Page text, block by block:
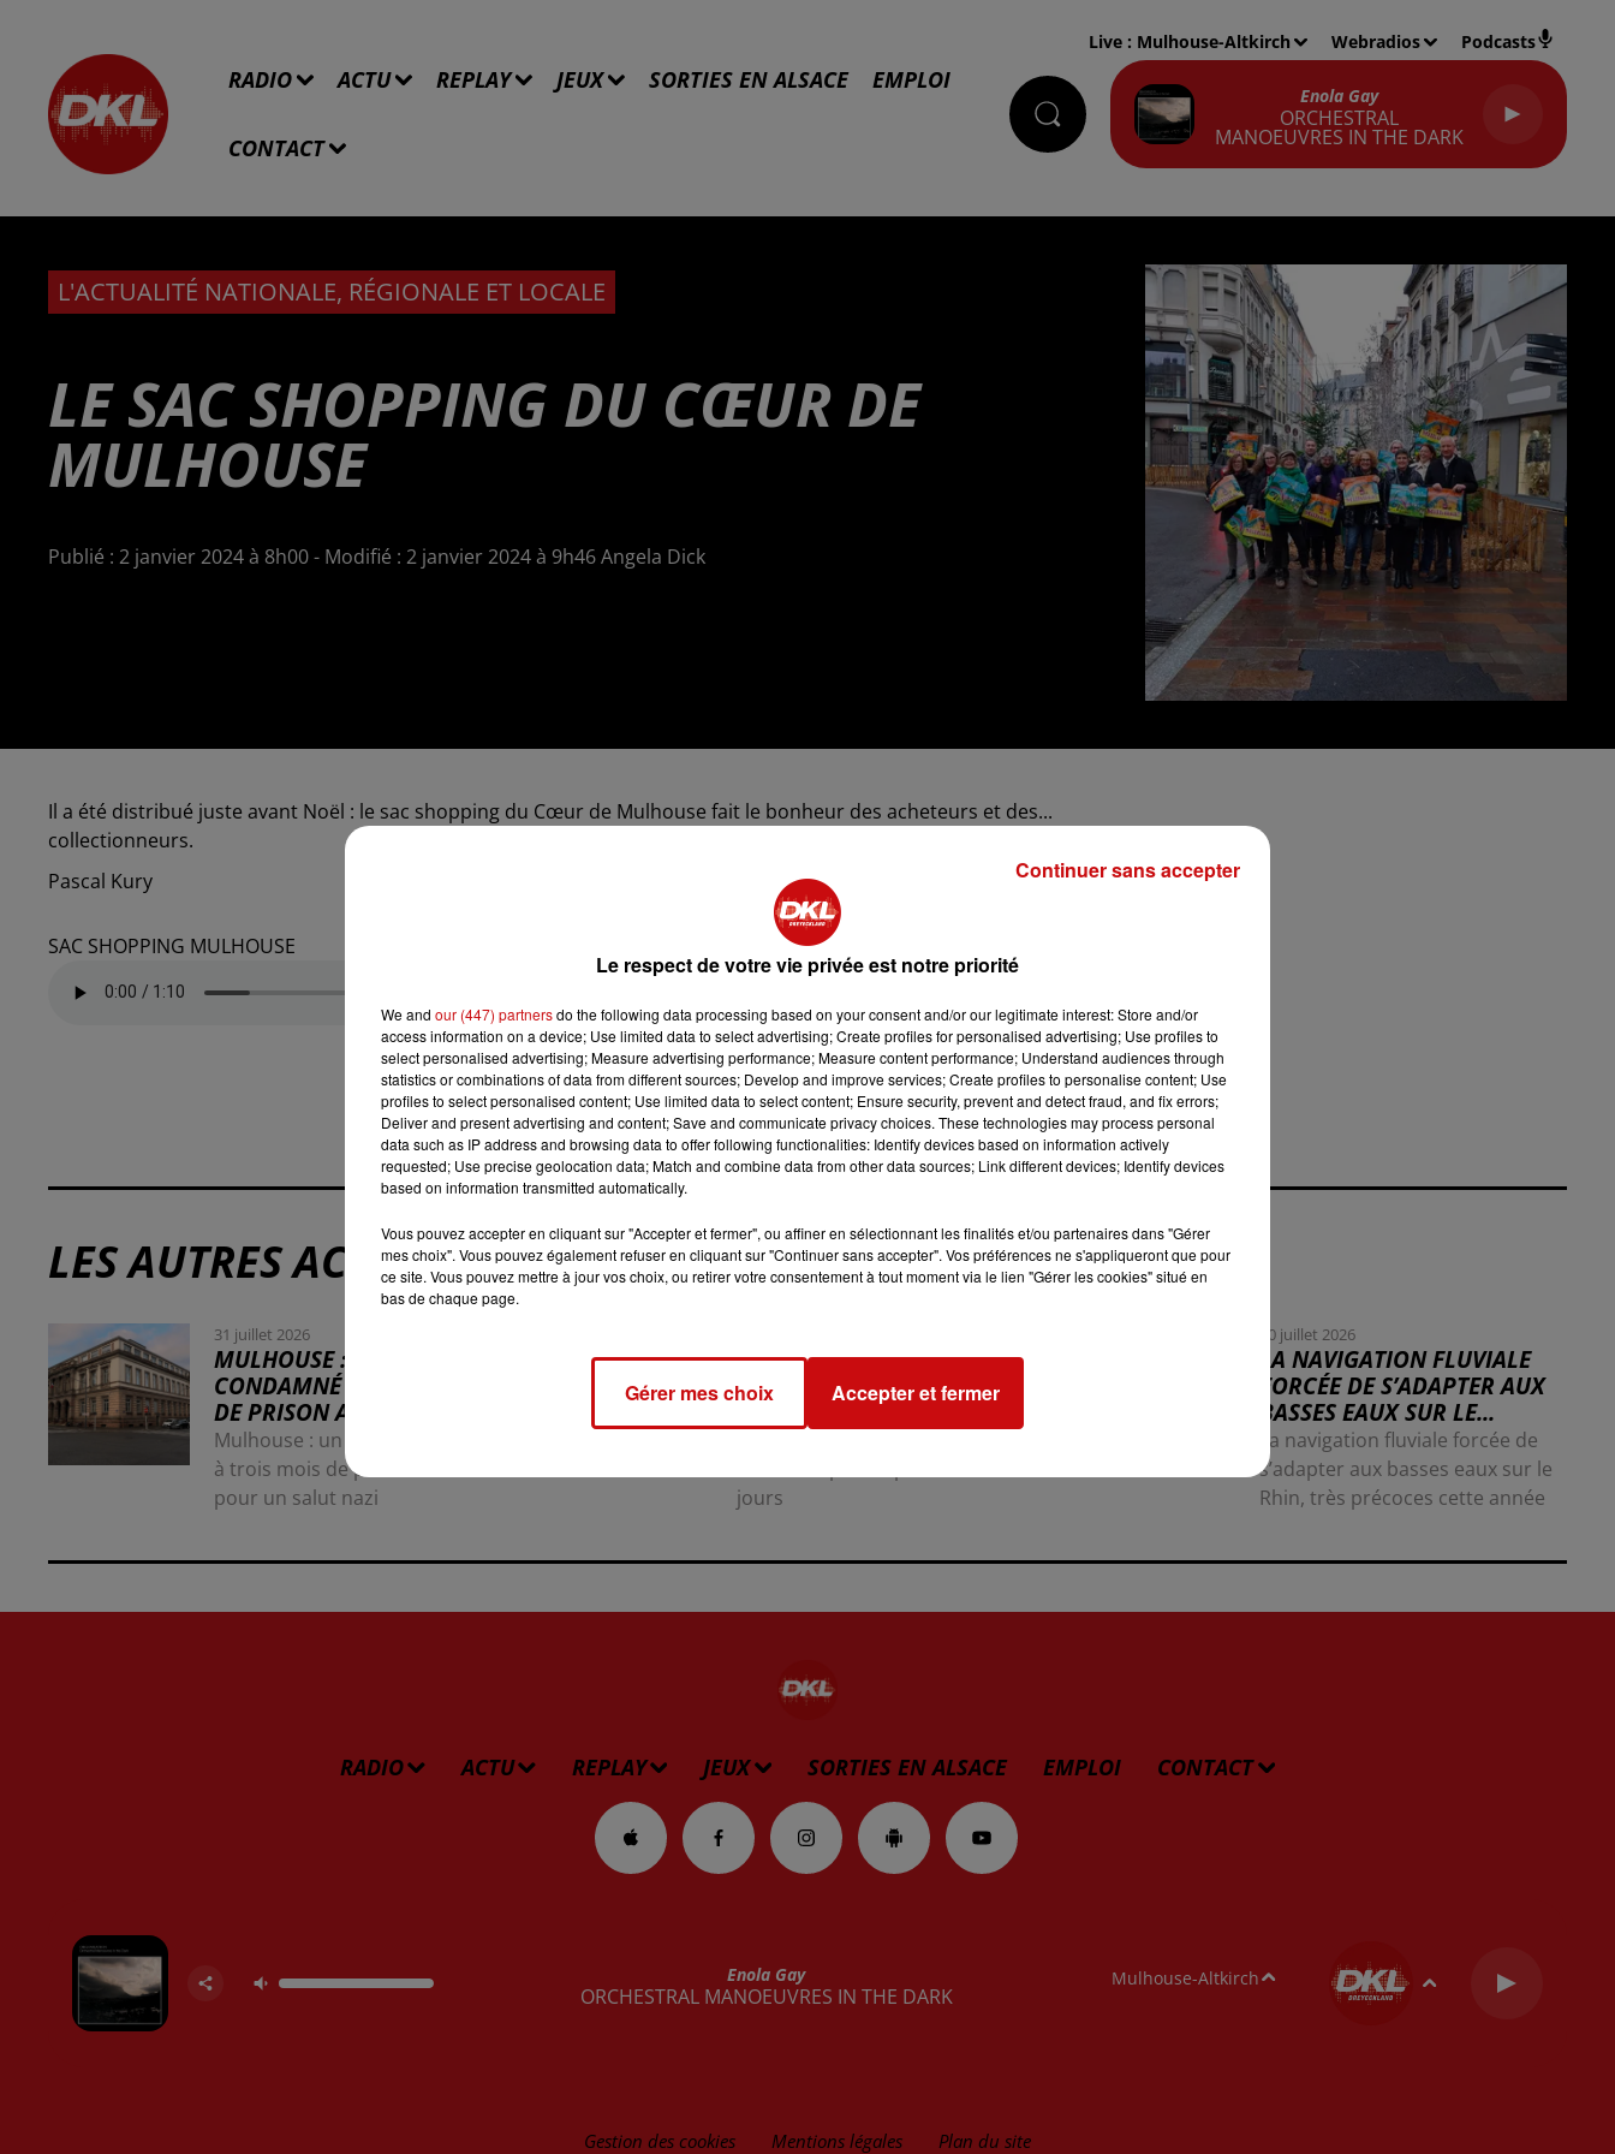
RADIO ACTU REPLAY JEUX SORTIES EN ALSACE EMPLOI
CONTACT
Live : Mulhouse-Altkirch Webradios Podcasts
Enola Gay
ORCHESTRAL
MANOEUVRES IN THE DARK
L'ACTUALITÉ NATIONALE, RÉGIONALE ET LOCALE
LE SAC SHOPPING DU CŒUR DE
MULHOUSE
Publié : 2 janvier 2024 à 8h00 - Modifié : 2 janvier 2024 à 9h46 Angela Dick
Il a été distribué juste avant Noël : le sac shopping du Cœur de Mulhouse fait le bonheur des acheteurs et des...
collectionneurs.
Pascal Kury
SAC SHOPPING MULHOUSE
LES AUTRES ACTUALITÉS
31 juillet 2026
MULHOUSE : UN HOMME
CONDAMNÉ À TROIS MOIS
DE PRISON AVEC SURSIS...
Mulhouse : un homme condamné
à trois mois de prison avec sursis
pour un salut nazi
LA 77E FOIRE AUX VINS DE
COLMAR OUVRE SES PORTES
PENDANT 10 JOURS
jours
30 juillet 2026
LA NAVIGATION FLUVIALE
FORCÉE DE S’ADAPTER AUX
BASSES EAUX SUR LE...
La navigation fluviale forcée de
s’adapter aux basses eaux sur le
Rhin, très précoces cette année
RADIO ACTU REPLAY JEUX SORTIES EN ALSACE EMPLOI CONTACT
Enola Gay
ORCHESTRAL MANOEUVRES IN THE DARK
Mulhouse-Altkirch
Gestion des cookies Mentions légales Plan du site
Le respect de votre vie privée est notre priorité
We and our (447) partnersdo the following data processing based on your consent and/or our legitimate interest: Store and/or
access information on a device; Use limited data to select advertising; Create profiles for personalised advertising; Use profiles to
select personalised advertising; Measure advertising performance; Measure content performance; Understand audiences through
statistics or combinations of data from different sources; Develop and improve services; Create profiles to personalise content; Use
profiles to select personalised content; Use limited data to select content; Ensure security, prevent and detect fraud, and fix errors;
Deliver and present advertising and content; Save and communicate privacy choices. These technologies may process personal
data such as IP address and browsing data to offer following functionalities: Identify devices based on information actively
requested; Use precise geolocation data; Match and combine data from other data sources; Link different devices; Identify devices
based on information transmitted automatically.
Vous pouvez accepter en cliquant sur "Accepter et fermer", ou affiner en sélectionnant les finalités et/ou partenaires dans "Gérer
mes choix". Vous pouvez également refuser en cliquant sur "Continuer sans accepter". Vos préférences ne s'appliqueront que pour
ce site. Vous pouvez mettre à jour vos choix, ou retirer votre consentement à tout moment via le lien "Gérer les cookies" situé en
bas de chaque page.
Gérer mes choix Accepter et fermer
Continuer sans accepter